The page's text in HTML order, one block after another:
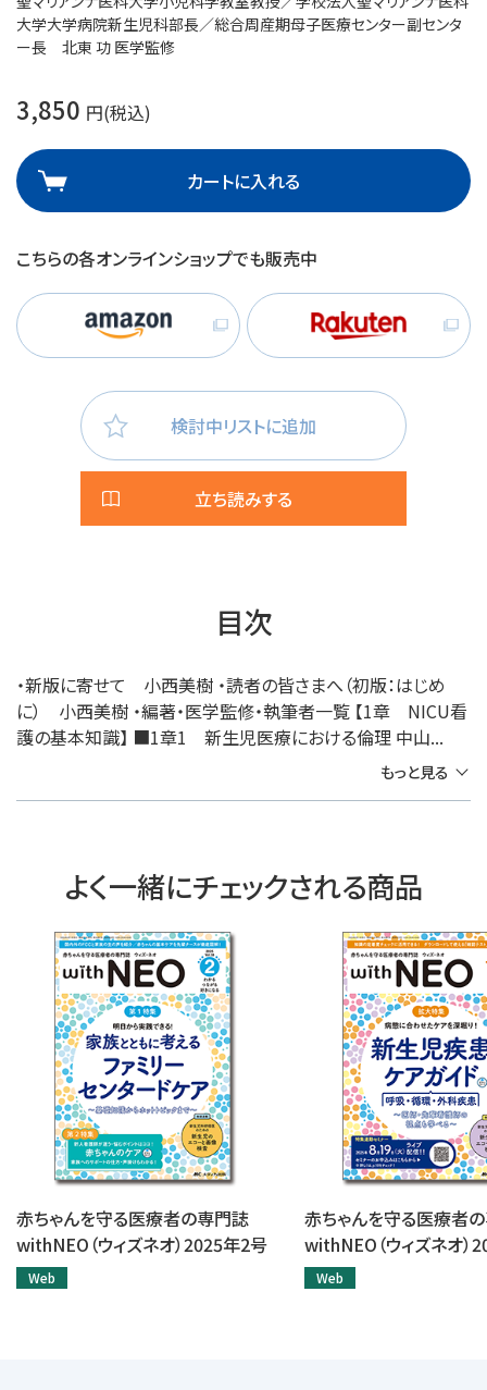
大学大学病院新生児科部長／総合周産期母子医療センター副センタ
ー長 北東 功 医学監修
3,850 円(税込)
カートに入れる
こちらの各オンラインショップでも販売中
検討中リストに追加
立ち読みする
目次
・新版に寄せて 小西美樹 ・読者の皆さまへ（初版：はじめ
に） 小西美樹 ・編著・医学監修・執筆者一覧 【1章 NICU看
護の基本知識】 ■1章1 新生児医療における倫理 中山...
もっと見る
よく一緒にチェックされる商品
赤ちゃんを守る医療者の専門誌
withNEO（ウィズネオ）2025年2号
Web
赤ちゃんを守る医療者
withNEO（ウィズネオ）
Web